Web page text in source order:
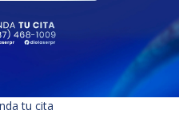
tu cita